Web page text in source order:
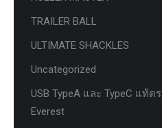
TRAILER BALL
ULTIMATE SHACKLES
Uncategorized
USB TypeA และ TypeC แท้ต
Everest